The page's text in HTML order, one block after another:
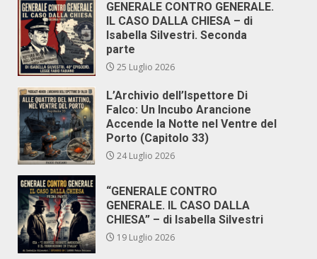
GENERALE CONTRO GENERALE.
IL CASO DALLA CHIESA – di
Isabella Silvestri. Seconda
parte
25 Luglio 2026
L’Archivio dell’Ispettore Di
Falco: Un Incubo Arancione
Accende la Notte nel Ventre del
Porto (Capitolo 33)
24 Luglio 2026
“GENERALE CONTRO
GENERALE. IL CASO DALLA
CHIESA” – di Isabella Silvestri
19 Luglio 2026